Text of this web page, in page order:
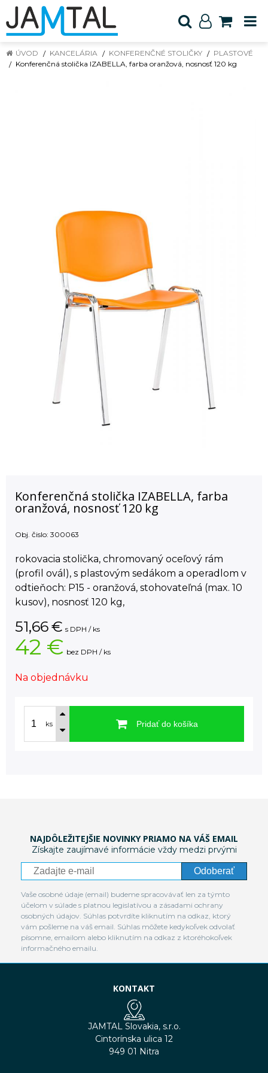
ÚVOD KANCELÁRIA KONFERENČNÉ STOLIČKY
PLASTOVÉ
Konferenčná stolička IZABELLA, farba oranžová, nosnosť 120 kg
Konferenčná stolička IZABELLA, farba
oranžová, nosnosť 120 kg
Obj. čislo: 300063
rokovacia stolička, chromovaný oceľový rám
(profil ovál), s plastovým sedákom a operadlom v
odtieňoch: P15 - oranžová, stohovateľná (max. 10
kusov), nosnosť 120 kg,
51,66€ s DPH / ks
42 € bez DPH / ks
Na objednávku
ks Pridať do košíka
NAJDÔLEŽITEJŠIE NOVINKY PRIAMO NA VÁŠ EMAIL
Získajte zaujímavé informácie vždy medzi prvými
Odoberať
Vaše osobné údaje (email) budeme spracovávať len za týmto
účelom v súlade s platnou legislatívou a zásadami ochrany
osobných údajov. Súhlas potvrdíte kliknutím na odkaz, ktorý
vám pošleme na váš email. Súhlas môžete kedykoľvek odvolať
písomne, emailom alebo kliknutím na odkaz z ktoréhokoľvek
informačného emailu.
KONTAKT
JAMTAL Slovakia, s.r.o.
Cintorínska ulica 12
949 01 Nitra